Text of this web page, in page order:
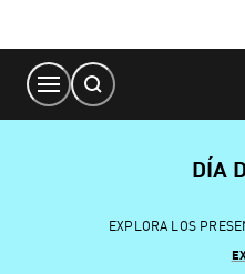
Content
DÍA
EXPLORA LOS